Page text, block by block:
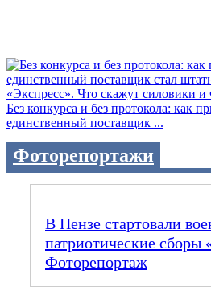
Без конкурса и без протокола: как
единственный поставщик ...
Фоторепортажи
В Пензе стартовали
патриотические сборы
Фоторепортаж